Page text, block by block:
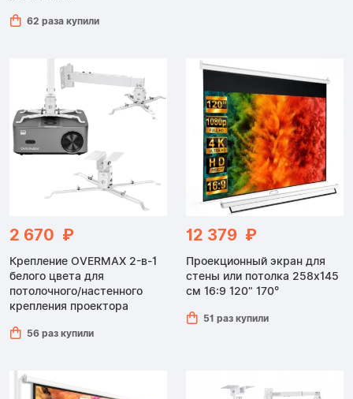
62 раза купили
2 670 ₽
Крепление OVERMAX 2-в-1
белого цвета для
потолочного/настенного
крепления проектора
56 раз купили
12 379 ₽
Проекционный экран для
стены или потолка 258x145
см 16:9 120" 170°
51 раз купили